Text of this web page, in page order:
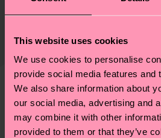
This website uses cookies
We use cookies to personalise
provide social media features and
We also share information about
our social media, advertising and
may combine it with other
provided to them or that they’ve
Zertifizierungen – es geht
Weitere Informationen sowie
findest du auf unserer
Versand & Retouren
ab und unsere
findest duhier . Die Lieferzeit
deine Bestellung versandt
dass es sich hierbei um einen
und die genaue Lieferzeit von
deinem Land abhängt.
Ähnliche muster